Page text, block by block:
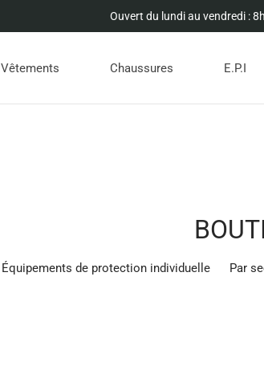
Ouvert du lundi au vendredi :
Vêtements Chaussures E.P.I
Équipements de protection individuelle Par